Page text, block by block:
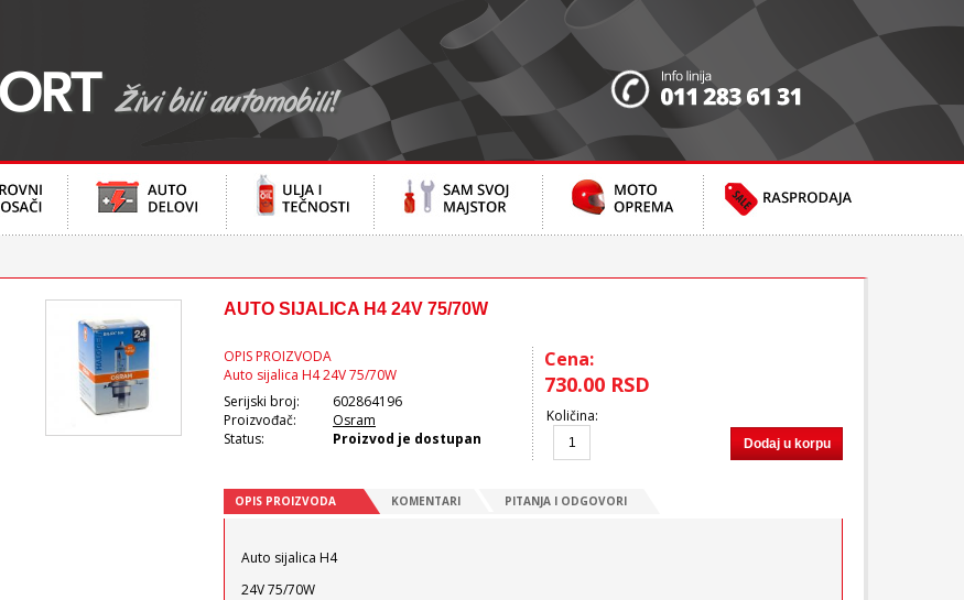
AUTO SIJALICA H4 24V 75/70W
OPIS PROIZVODA
Auto sijalica H4 24V 75/70W
Serijski broj:
602864196
Proizvođač:
Osram
Status:
Proizvod je dostupan
Cena:
730.00 RSD
Količina:
Dodaj u korpu
OPIS PROIZVODA KOMENTARI PITANJA I ODGOVORI
Auto sijalica H4
24V 75/70W